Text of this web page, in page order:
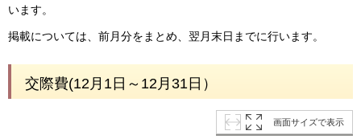
います。
掲載については、前月分をまとめ、翌月末日までに行います。
交際費(12月1日～12月31日）
画面サイズで表示